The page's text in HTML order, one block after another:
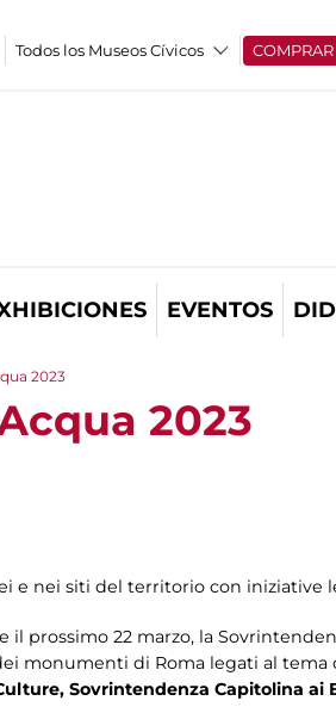
Todos los Museos Cívicos COMPRAR
EVENTOS
2023
2023
e nei siti del territorio con iniziative
il prossimo 22 marzo, la
monumenti di Roma legati al tema
Sovrintendenza Capitolina ai